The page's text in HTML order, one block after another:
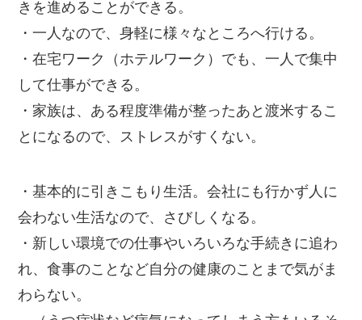
きを進めることができる。
・一人なので、身軽に様々なところへ行ける。
・在宅ワーク（ホテルワーク）でも、一人で集中
して仕事ができる。
・家族は、ある程度準備が整ったあと渡米するこ
とになるので、ストレスがすくない。
・基本的に引きこもり生活。会社にも行かず人に
会わない生活なので、さびしくなる。
・新しい環境での仕事やいろいろな手続きに追わ
れ、食事のことなど自分の健康のことまで気がま
わらない。